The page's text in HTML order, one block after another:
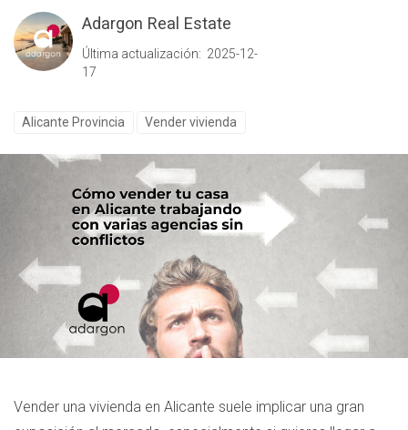
Adargon Real Estate
Última actualización: 2025-12-
17
Alicante Provincia Vender vivienda
Vender una vivienda en Alicante suele implicar una gran